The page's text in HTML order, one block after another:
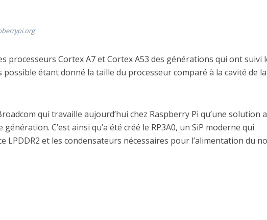
processeurs Cortex A7 et Cortex A53 des générations qui ont suivi
possible étant donné la taille du processeur comparé à la cavité de
qui travaille aujourd’hui chez Raspberry Pi qu’une solution
C’est ainsi qu’a été créé le RP3A0, un SiP moderne qui
LPDDR2 et les condensateurs nécessaires pour l’alimentation du